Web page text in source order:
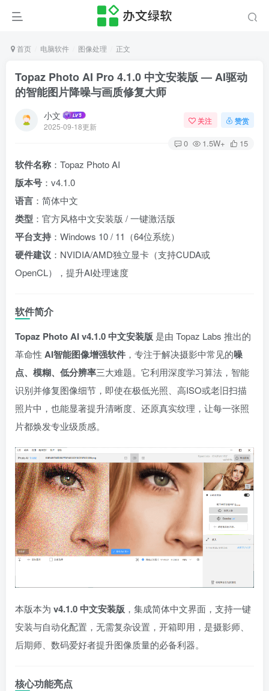
首页 电脑软件 图像处理 正文
Topaz Photo AI Pro 4.1.0 中文安装版 — AI驱动
的智能图片降噪与画质修复大师
小文
2025-09-18更新
关注 赞赏
0 1.5W+ 15
软件名称 ：Topaz Photo AI
版本号 ：v4.1.0
语言 ：简体中文
类型 ：官方风格中文安装版 / 一键激活版
平台支持：Windows 10 / 11（64位系统）
硬件建议 ：NVIDIA/AMD独立显卡（支持CUDA或
OpenCL），提升AI处理速度
软件简介
Topaz Photo AI v4.1.0 中文安装版 是由 Topaz Labs 推出的
革命性 AI智能图像增强软件 ，专注于解决摄影中常见的噪
点、模糊、低分辨率三大难题。它利用深度学习算法，智能
识别并修复图像细节，即使在极低光照、高ISO或老旧扫描
照片中，也能显著提升清晰度、还原真实纹理，让每一张照
片都焕发专业级质感。
本版本为 v4.1.0 中文安装版 ，集成简体中文界面，支持一键
安装与自动化配置，无需复杂设置，开箱即用，是摄影师、
后期师、数码爱好者提升图像质量的必备利器。
核心功能亮点